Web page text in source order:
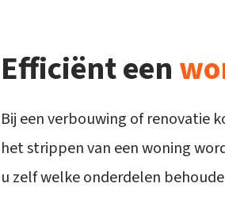
Efficiënt een
Bij een verbouwing of renovatie
het strippen van een woning
u zelf welke onderdelen